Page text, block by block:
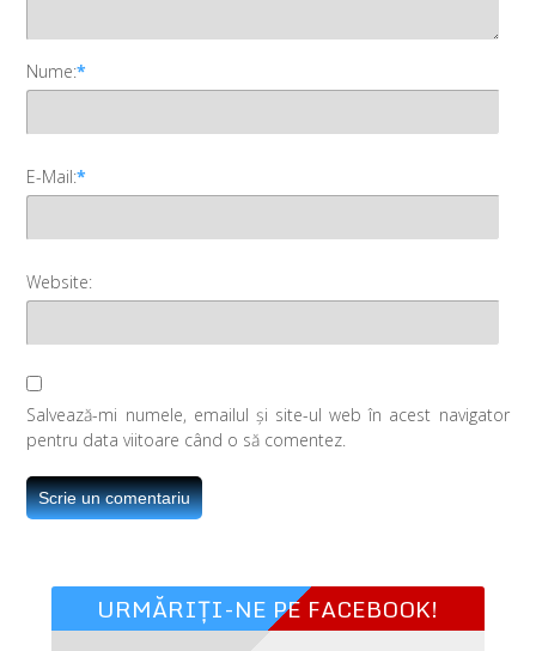
Nume:*
E-Mail:*
Website:
Salvează-mi numele, emailul și site-ul web în acest navigator
pentru data viitoare când o să comentez.
URMĂRIȚI-NE PE FACEBOOK!